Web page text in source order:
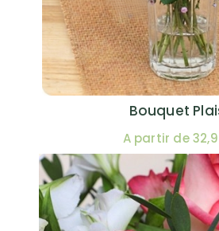
Bouquet
A partir de